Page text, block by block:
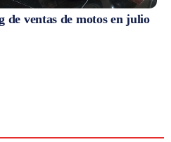
ventas de motos en julio